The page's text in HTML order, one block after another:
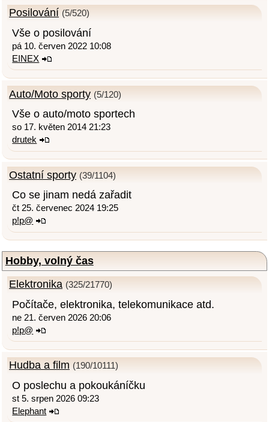
Posilování (5/520)
Vše o posilování
pá 10. červen 2022 10:08
EINEX
Auto/Moto sporty (5/120)
Vše o auto/moto sportech
so 17. květen 2014 21:23
drutek
Ostatní sporty (39/1104)
Co se jinam nedá zařadit
čt 25. červenec 2024 19:25
p!p@
Hobby, volný čas
Elektronika (325/21770)
Počítače, elektronika, telekomunikace atd.
ne 21. červen 2026 20:06
p!p@
Hudba a film (190/10111)
O poslechu a pokoukáníčku
st 5. srpen 2026 09:23
Elephant